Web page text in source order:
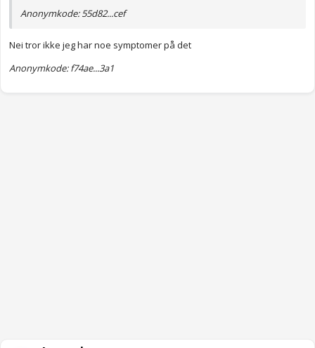
Anonymkode: 55d82...cef
Nei tror ikke jeg har noe symptomer på det
Anonymkode: f74ae...3a1